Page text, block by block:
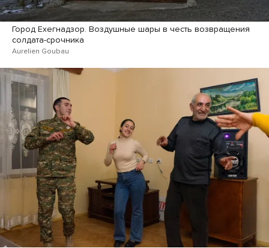
Город Ехегнадзор. Воздушные шары в честь возвращения
солдата-срочника
Aurelien Goubau